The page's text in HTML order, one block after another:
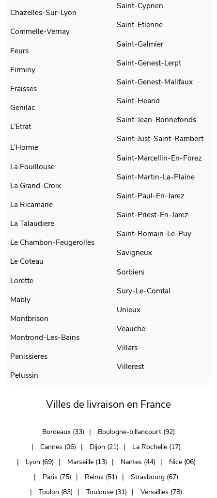
Chazelles-Sur-Lyon
Commelle-Vernay
Feurs
Firminy
Fraisses
Genilac
L'Etrat
L'Horme
La Fouillouse
La Grand-Croix
La Ricamarie
La Talaudiere
Le Chambon-Feugerolles
Le Coteau
Lorette
Mably
Montbrison
Montrond-Les-Bains
Panissieres
Pelussin
Saint-Cyprien
Saint-Etienne
Saint-Galmier
Saint-Genest-Lerpt
Saint-Genest-Malifaux
Saint-Heand
Saint-Jean-Bonnefonds
Saint-Just-Saint-Rambert
Saint-Marcellin-En-Forez
Saint-Martin-La-Plaine
Saint-Paul-En-Jarez
Saint-Priest-En-Jarez
Saint-Romain-Le-Puy
Savigneux
Sorbiers
Sury-Le-Comtal
Unieux
Veauche
Villars
Villerest
Villes de livraison en France
Bordeaux (33)
Boulogne-billancourt (92)
Cannes (06)
Dijon (21)
La Rochelle (17)
Lyon (69)
Marseille (13) Nantes (44)
Nice (06)
Paris (75)
Reims (51)
Strasbourg (67)
Toulon (83)
Toulouse (31) Versailles (78)